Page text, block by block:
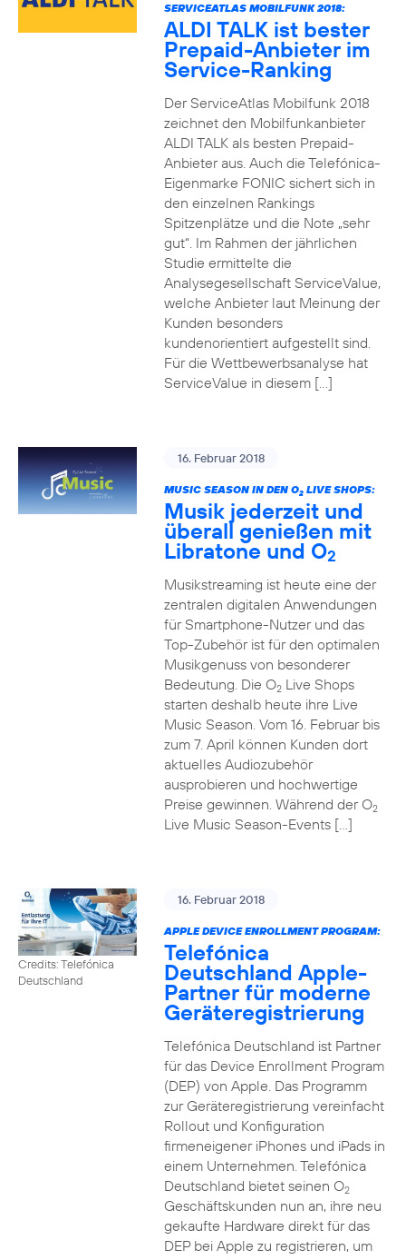
SERVICEATLAS MOBILFUNK 2018:
ALDI TALK ist bester
Prepaid-Anbieter im
Service-Ranking
Der ServiceAtlas Mobilfunk 2018
zeichnet den Mobilfunkanbieter
ALDI TALK als besten Prepaid-
Anbieter aus. Auch die Telefónica-
Eigenmarke FONIC sichert sich in
den einzelnen Rankings
Spitzenplätze und die Note „sehr
gut“. Im Rahmen der jährlichen
Studie ermittelte die
Analysegesellschaft ServiceValue,
welche Anbieter laut Meinung der
Kunden besonders
kundenorientiert aufgestellt sind.
Für die Wettbewerbsanalyse hat
ServiceValue in diesem […]
16. Februar 2018
MUSIC SEASON IN DEN O2LIVE SHOPS:
Musik jederzeit und
überall genießen mit
Libratone und O2
Musikstreaming ist heute eine der
zentralen digitalen Anwendungen
für Smartphone-Nutzer und das
Top-Zubehör ist für den optimalen
Musikgenuss von besonderer
Bedeutung. Die O2Live Shops
starten deshalb heute ihre Live
Music Season. Vom 16. Februar bis
zum 7. April können Kunden dort
aktuelles Audiozubehör
ausprobieren und hochwertige
Preise gewinnen. Während der O2
Live Music Season-Events […]
Credits: Telefónica
Deutschland
16. Februar 2018
APPLE DEVICE ENROLLMENT PROGRAM:
Telefónica
Deutschland Apple-
Partner für moderne
Geräteregistrierung
Telefónica Deutschland ist Partner
für das Device Enrollment Program
(DEP) von Apple. Das Programm
zur Geräteregistrierung vereinfacht
Rollout und Konfiguration
firmeneigener iPhones und iPads in
einem Unternehmen. Telefónica
Deutschland bietet seinen O2
Geschäftskunden nun an, ihre neu
gekaufte Hardware direkt für das
DEP bei Apple zu registrieren, um